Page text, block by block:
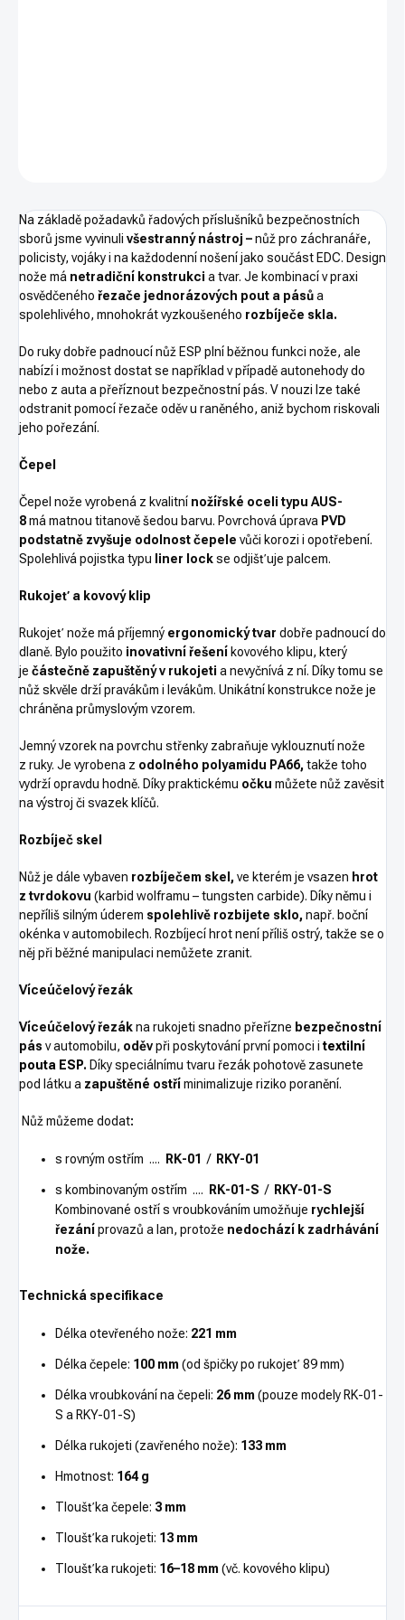
Na základě požadavků řadových příslušníků bezpečnostních
sborů jsme vyvinuli všestranný nástroj –nůž pro záchranáře,
policisty, vojáky i na každodenní nošení jako součást EDC. Design
nože má netradiční konstrukci a tvar. Je kombinací v praxi
osvědčeného řezače jednorázových pout a pásůa
spolehlivého, mnohokrát vyzkoušeného rozbíječe skla.
Do ruky dobře padnoucí nůž ESP plní běžnou funkci nože, ale
nabízí i možnost dostat se například v případě autonehody do
nebo z auta a přeříznout bezpečnostní pás. V nouzi lze také
odstranit pomocí řezače oděv u raněného, aniž bychom riskovali
jeho pořezání.
Čepel
Čepel nože vyrobená z kvalitní nožířské oceli typu AUS-
8má matnou titanově šedou barvu. Povrchová úprava PVD
podstatně zvyšuje odolnost čepele vůči korozi i opotřebení.
Spolehlivá pojistka typu liner lockse odjišťuje palcem.
Rukojeť a kovový klip
Rukojeť nože má příjemný ergonomický tvar dobře padnoucí do
dlaně. Bylo použito inovativní řešení kovového klipu, který
je částečně zapuštěný v rukojeti a nevyčnívá z ní. Díky tomu se
nůž skvěle drží pravákům i levákům. Unikátní konstrukce nože je
chráněna průmyslovým vzorem.
Jemný vzorek na povrchu střenky zabraňuje vyklouznutí nože
z ruky. Je vyrobena z odolného polyamidu PA66, takže toho
vydrží opravdu hodně. Díky praktickému očku můžete nůž zavěsit
na výstroj či svazek klíčů.
Rozbíječ skel
Nůž je dále vybaven rozbíječem skel, ve kterém je vsazen hrot
z tvrdokovu (karbid wolframu – tungsten carbide). Díky němu i
nepříliš silným úderem spolehlivě rozbijete sklo, např. boční
okénka v automobilech. Rozbíjecí hrot není příliš ostrý, takže se o
něj při běžné manipulaci nemůžete zranit.
Víceúčelový řezák
Víceúčelový řezákna rukojeti snadno přeřízne bezpečnostní
pás v automobilu, oděvpři poskytování první pomoci i textilní
pouta ESP. Díky speciálnímu tvaru řezák pohotově zasunete
pod látku a zapuštěné ostří minimalizuje riziko poranění.
Nůž můžeme dodat:
s rovným ostřím .... RK-01 / RKY-01
s kombinovaným ostřím .... RK-01-S / RKY-01-S
Kombinované ostří s vroubkováním umožňuje rychlejší
řezání provazů a lan, protože nedochází k zadrhávání
nože.
Technická specifikace
Délka otevřeného nože: 221 mm
Délka čepele: 100 mm (od špičky po rukojeť 89 mm)
Délka vroubkování na čepeli: 26 mm (pouze modely RK-01-
S a RKY-01-S)
Délka rukojeti (zavřeného nože): 133 mm
Hmotnost: 164 g
Tloušťka čepele: 3 mm
Tloušťka rukojeti: 13 mm
Tloušťka rukojeti: 16–18 mm (vč. kovového klipu)